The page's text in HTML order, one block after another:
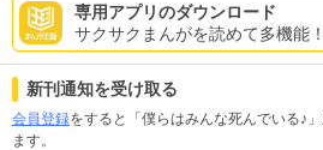
専用アプリのダウンロード
サクサクまんがを読めて多機能！
新刊通知を受け取る
会員登録をすると「僕らはみんな死んでいる♪
ます。